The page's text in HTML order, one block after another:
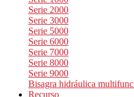
Serie 2000
Serie 3000
Serie 5000
Serie 6000
Serie 7000
Serie 8000
Serie 9000
Bisagra hidráulica
Recurso